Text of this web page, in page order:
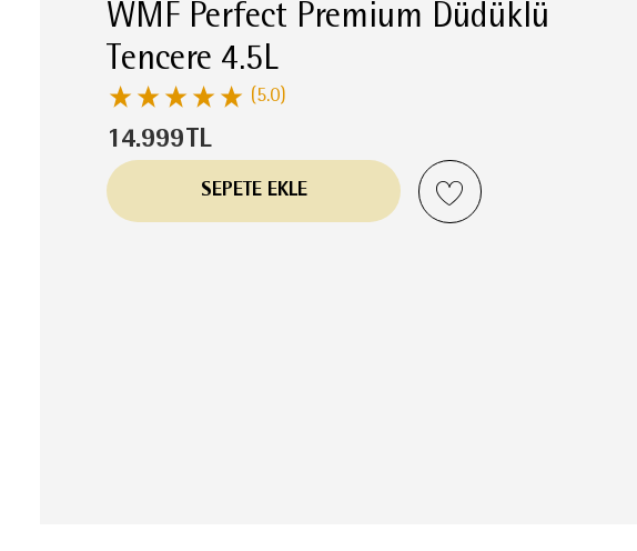
WMF Perfect Premium Düdüklü
Tencere 4.5L
(5.0)
14.999 TL
SEPETE EKLE